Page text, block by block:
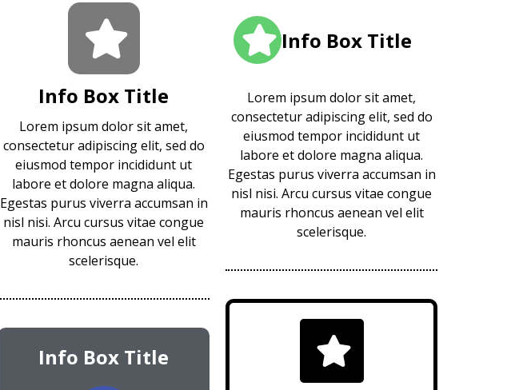
Info Box Title
Lorem ipsum dolor sit amet,
consectetur adipiscing elit, sed do
eiusmod tempor incididunt ut
labore et dolore magna aliqua.
Egestas purus viverra accumsan in
nisl nisi. Arcu cursus vitae congue
mauris rhoncus aenean vel elit
scelerisque.
Info Box Title
Info Box Title
Lorem ipsum dolor sit amet,
consectetur adipiscing elit, sed do
eiusmod tempor incididunt ut
labore et dolore magna aliqua.
Egestas purus viverra accumsan in
nisl nisi. Arcu cursus vitae congue
mauris rhoncus aenean vel elit
scelerisque.